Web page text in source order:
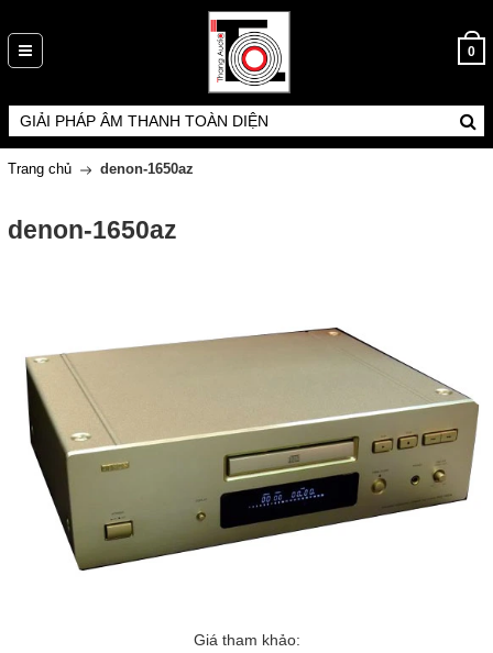
0
Trang chủ denon-1650az
denon-1650az
Giá tham khảo: